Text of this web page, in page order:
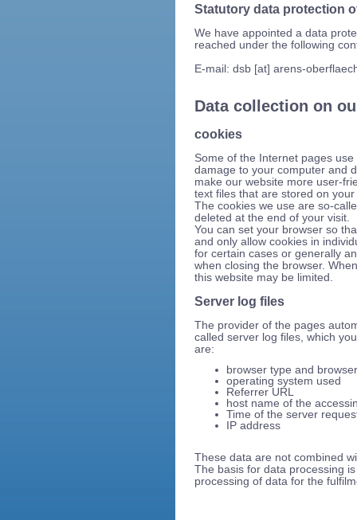
Statutory data protection
We have appointed a data
reached under the following
E-mail: dsb [at] arens-
Data collection on
cookies
Some of the Internet pages
damage to your computer and
make our website more user-
text files that are stored on
The cookies we use are so-
deleted at the end of your visit.
You can set your browser so
and only allow cookies in
for certain cases or generally
when closing the browser.
this website may be limited.
Server log files
The provider of the pages
called server log files, which
are:
browser type and
operating system used
Referrer URL
host name of the
Time of the server
IP address
These data are not combined
The basis for data processing
processing of data for the